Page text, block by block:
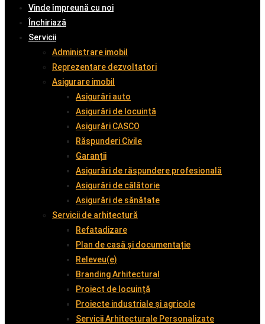
Vinde împreună cu noi
Închiriază
Servicii
Administrare imobil
Reprezentare dezvoltatori
Asigurare imobil
Asigurări auto
Asigurări de locuință
Asigurări CASCO
Răspunderi Civile
Garanții
Asigurări de răspundere profesională
Asigurări de călătorie
Asigurări de sănătate
Servicii de arhitectură
Refatadizare
Plan de casă și documentație
Releveu(e)
Branding Arhitectural
Proiect de locuință
Proiecte industriale și agricole
Servicii Arhitecturale Personalizate